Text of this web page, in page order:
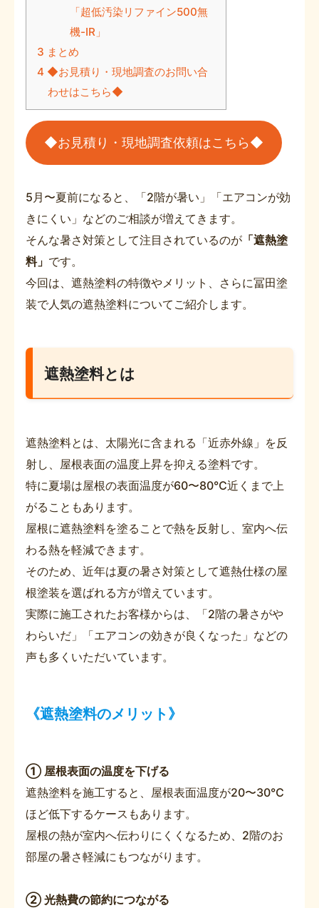
「超低汚染リファイン500無
機-IR」
3 まとめ
4 ◆お見積り・現地調査のお問い合
わせはこちら◆
◆お見積り・現地調査依頼はこちら◆
5月〜夏前になると、「2階が暑い」「エアコンが効
きにくい」などのご相談が増えてきます。
そんな暑さ対策として注目されているのが 「遮熱塗
料」 です。
今回は、遮熱塗料の特徴やメリット、さらに冨田塗
装で人気の遮熱塗料についてご紹介します。
遮熱塗料とは
遮熱塗料とは、太陽光に含まれる「近赤外線」を反
射し、屋根表面の温度上昇を抑える塗料です。
特に夏場は屋根の表面温度が60〜80℃近くまで上
がることもあります。
屋根に遮熱塗料を塗ることで熱を反射し、室内へ伝
わる熱を軽減できます。
そのため、近年は夏の暑さ対策として遮熱仕様の屋
根塗装を選ばれる方が増えています。
実際に施工されたお客様からは、「2階の暑さがや
わらいだ」「エアコンの効きが良くなった」などの
声も多くいただいています。
《遮熱塗料のメリット》
① 屋根表面の温度を下げる
遮熱塗料を施工すると、屋根表面温度が20〜30℃
ほど低下するケースもあります。
屋根の熱が室内へ伝わりにくくなるため、2階のお
部屋の暑さ軽減にもつながります。
② 光熱費の節約につながる